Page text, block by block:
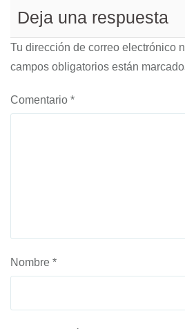
Deja una respuesta
Tu dirección de correo electrónico
campos obligatorios están
Comentario *
Nombre *